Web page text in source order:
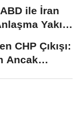
ile İran
Yakın!
CHP Çıkışı:
Ancak